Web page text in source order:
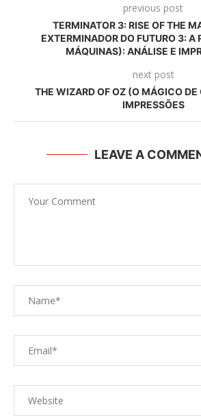
previous post
TERMINATOR 3: RISE OF THE
EXTERMINADOR DO FUTURO 3: A
MÁQUINAS): ANÁLISE E
next post
THE WIZARD OF OZ (O MÁGICO DE
IMPRESSÕES
LEAVE A